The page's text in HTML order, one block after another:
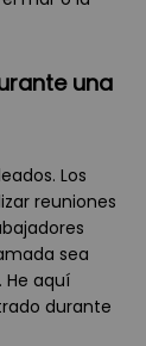
una
Los
reuniones
sea
He aquí
durante